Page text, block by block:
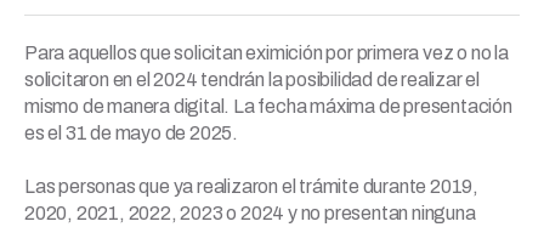
Para aquellos que solicitan eximición por primera vez o no la
solicitaron en el 2024 tendrán la posibilidad de realizar el
mismo de manera digital. La fecha máxima de presentación
es el 31 de mayo de 2025.
Las personas que ya realizaron el trámite durante 2019,
2020, 2021, 2022, 2023 o 2024 y no presentan ninguna